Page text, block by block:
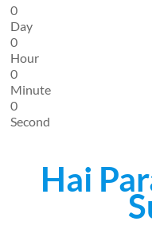
0
Day
0
Hour
0
Minute
0
Second
Hai